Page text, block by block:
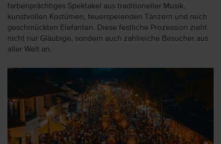
farbenprächtiges Spektakel aus traditioneller Musik,
kunstvollen Kostümen, feuerspeienden Tänzern und reich
geschmückten Elefanten. Diese festliche Prozession zieht
nicht nur Gläubige, sondern auch zahlreiche Besucher aus
aller Welt an.